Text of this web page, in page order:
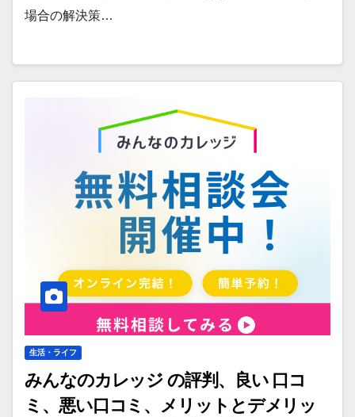
場合の解決策…
生活・ライフ
みんなのカレッジ の評判、良い 口コ
ミ、悪い口コミ、メリットとデメリッ